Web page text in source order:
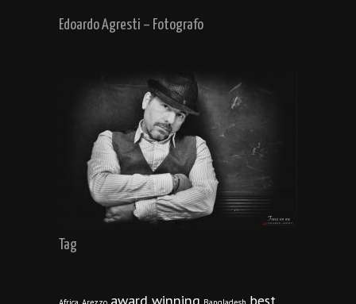
Edoardo Agresti – Fotografo
Tag